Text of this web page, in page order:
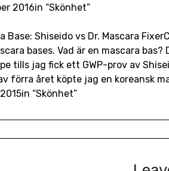
2016in “Skönhet”
Base: Shiseido vs Dr. Mascara
bases. Vad är en mascara
tills jag fick ett GWP-prov av
förra året köpte jag en koreansk
“Skönhet”